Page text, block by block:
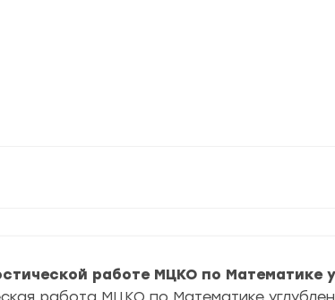
работе МЦКО по Математике